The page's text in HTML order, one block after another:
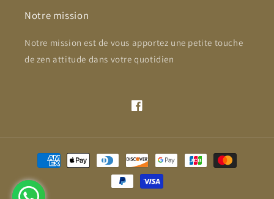
Notre mission
Notre mission est de vous apportez une petite touche
de zen attitude dans votre quotidien
Facebook
Moyens
paiement